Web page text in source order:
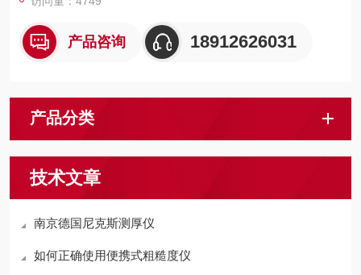
产品咨询 18912626031
产品分类
技术文章
南京德国尼克斯测厚仪
如何正确使用便携式粗糙度仪